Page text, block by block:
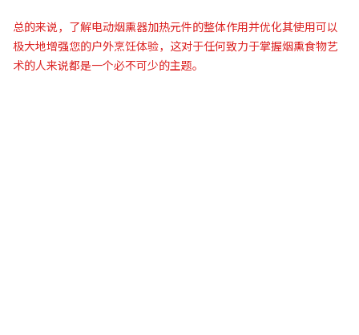
总的来说，了解电动烟熏器加热元件的整体作用并优化其使用可以
极大地增强您的户外烹饪体验，这对于任何致力于掌握烟熏食物艺
术的人来说都是一个必不可少的主题。